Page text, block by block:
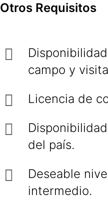
Otros Requisitos
campo y
Licencia de
del país.
Deseable
intermedio.